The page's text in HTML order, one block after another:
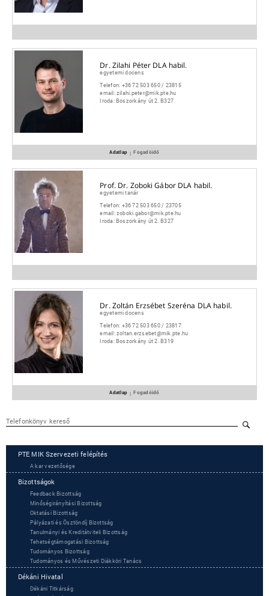
Dr. Zilahi Péter DLA habil.
egyetemi docens
Telefon: +36 72 503 650 / 23815
email:zilahi.peter@mik.pte.hu
Iroda:Boszorkány út 2. B327
Adatlap | Fogadóidő
Prof. Dr. Zoboki Gábor DLA habil.
egyetemi tanár
Telefon: +36 72 503 650 / 23705
email:zoboki.gabor@mik.pte.hu
Iroda:Boszorkány út 2. B327
Dr. Zoltán Erzsébet Szeréna DLA habil.
egyetemi docens
Telefon: +36 72 503 650 / 23817
email:zoltan.erzsebet@mik.pte.hu
Iroda:Boszorkány út 2. B319
Adatlap | Fogadóidő
PTE MIK Szervezeti felépítés
A kar vezetősége
Bizottságok
Feedback Bizottság
Minőségirányítási Bizottság
Oktatási Bizottság
Pályázati és Ösztöndíj Bizottság
Tanulmányi és Kreditátviteli Bizottság
Tehetségtámogatási Bizottság
Tudományos Bizottság
Tudományos és Művészeti Diákköri Tanács
Dékáni Hivatal
Dékáni Titkárság